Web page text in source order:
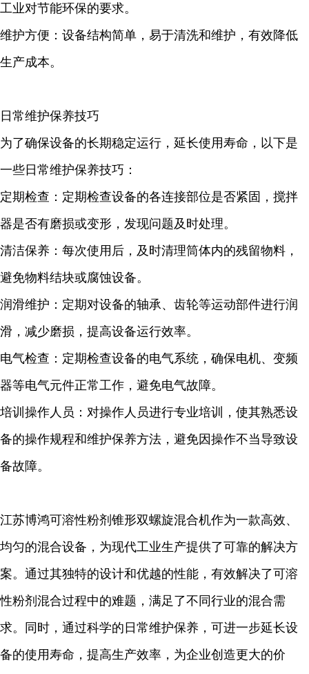
工业对节能环保的要求。
维护方便：设备结构简单，易于清洗和维护，有效降低
生产成本。
日常维护保养技巧
为了确保设备的长期稳定运行，延长使用寿命，以下是
一些日常维护保养技巧：
定期检查：定期检查设备的各连接部位是否紧固，搅拌
器是否有磨损或变形，发现问题及时处理。
清洁保养：每次使用后，及时清理筒体内的残留物料，
避免物料结块或腐蚀设备。
润滑维护：定期对设备的轴承、齿轮等运动部件进行润
滑，减少磨损，提高设备运行效率。
电气检查：定期检查设备的电气系统，确保电机、变频
器等电气元件正常工作，避免电气故障。
培训操作人员：对操作人员进行专业培训，使其熟悉设
备的操作规程和维护保养方法，避免因操作不当导致设
备故障。
江苏博鸿可溶性粉剂锥形双螺旋混合机作为一款高效、
均匀的混合设备，为现代工业生产提供了可靠的解决方
案。通过其独特的设计和优越的性能，有效解决了可溶
性粉剂混合过程中的难题，满足了不同行业的混合需
求。同时，通过科学的日常维护保养，可进一步延长设
备的使用寿命，提高生产效率，为企业创造更大的价